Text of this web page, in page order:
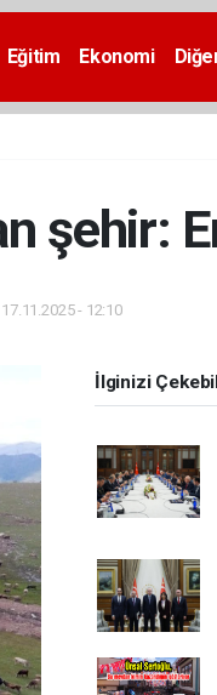
Eğitim Ekonomi
şehir:
- 12:10
İlginizi